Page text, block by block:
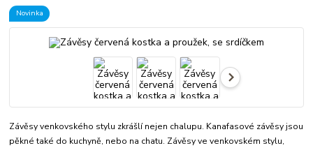
Novinka
Závěsy venkovského stylu zkrášlí nejen chalupu. Kanafasové závěsy jsou
pěkné také do kuchyně, nebo na chatu. Závěsy ve venkovském stylu,